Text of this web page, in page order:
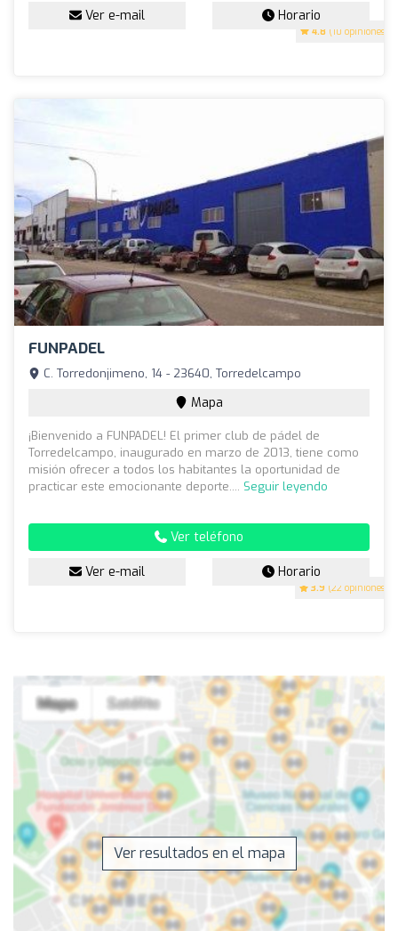
4.8 (10 opiniones)
Ver e-mail Horario
FUNPADEL
3.9 (22 opiniones)
C. Torredonjimeno, 14 - 23640, Torredelcampo
Mapa
¡Bienvenido a FUNPADEL! El primer club de pádel de
Torredelcampo, inaugurado en marzo de 2013, tiene como
misión ofrecer a todos los habitantes la oportunidad de
practicar este emocionante deporte.... Seguir leyendo
Ver teléfono
Ver e-mail Horario
Ver resultados en el mapa